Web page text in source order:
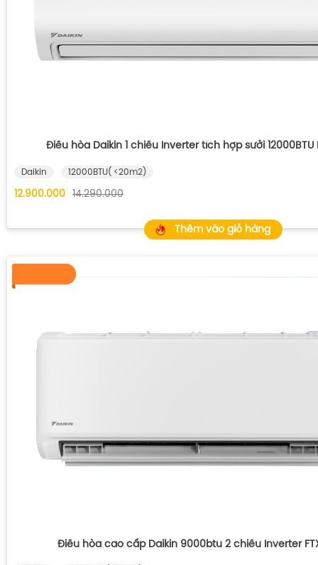
Điều hòa Daikin 1 chiều Inverter tích hợp sưởi 12000BTU
Daikin 12000BTU( <20m2)
12.900.000 14.290.000
Thêm vào giỏ hàng
Điều hòa cao cấp Daikin 9000btu 2 chiều Inverter